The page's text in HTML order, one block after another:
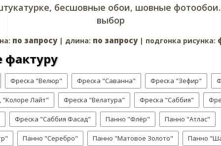
бесшовные обои, шовные
выбор
по запросу| длина: по запросу| подгонка рисунка:
фактуру
Фреска "Велюр" Фреска "Саванна" Фреска "Зефир"
"Колоре Лайт" Фреска "Велатура" Фреска "Саббия"
Фреска "Саббия Фасад" Панно "Флёр" Панно "Атлас"
Панно "Серебро" Панно "Матовое Золото" Панно